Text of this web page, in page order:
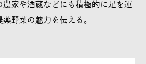
農家や酒蔵などにも積極的に足を運
野菜の魅力を伝える。